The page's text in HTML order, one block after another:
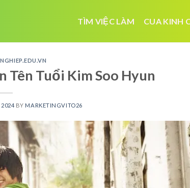
TÌM VIỆC LÀM CUA KINH
Tên Tuổi Kim Soo Hyun
BY MARKETINGVITO26